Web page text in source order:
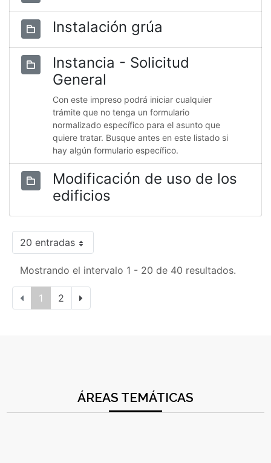
Instalación grúa
Instancia - Solicitud
General
Con este impreso podrá iniciar cualquier
trámite que no tenga un formulario
normalizado específico para el asunto que
quiere tratar. Busque antes en este listado si
hay algún formulario específico.
Modificación de uso de los
edificios
20 entradas
Mostrando el intervalo 1 - 20 de 40 resultados.
1 2
ÁREAS TEMÁTICAS